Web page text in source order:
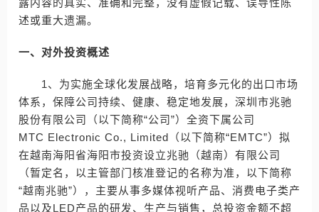
露内容的真实、准确和完整，没有虚假记载、误导性陈
述或重大遗漏。
一、对外投资概述
1、为实施全球化发展战略，培育多元化的出口市场
体系，保障公司持续、健康、稳定地发展，深圳市兆驰
股份有限公司（以下简称“公司”）全资下属公司
MTC Electronic Co., Limited（以下简称“EMTC”）拟
在越南海阳省海阳市投资设立兆驰（越南）有限公司
（暂定名，以主管部门核准登记的名称为准，以下简称
“越南兆驰”），主要从事多媒体视听产品、消费电子类产
品以及LED产品的研发、生产与销售，总投资金额不超